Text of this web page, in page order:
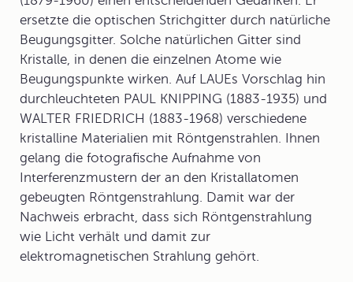
ersetzte die optischen Strichgitter durch natürliche
Beugungsgitter. Solche natürlichen Gitter sind
Kristalle, in denen die einzelnen Atome wie
Beugungspunkte wirken. Auf LAUEs Vorschlag hin
durchleuchteten PAUL KNIPPING (1883-1935) und
WALTER FRIEDRICH (1883-1968) verschiedene
kristalline Materialien mit Röntgenstrahlen. Ihnen
gelang die fotografische Aufnahme von
Interferenzmustern der an den Kristallatomen
gebeugten Röntgenstrahlung. Damit war der
Nachweis erbracht, dass sich Röntgenstrahlung
wie Licht verhält und damit zur
elektromagnetischen Strahlung gehört.